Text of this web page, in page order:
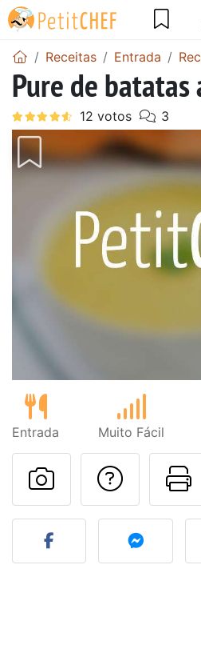
Receitas Entrada
Pure de
Entrada Muito Fácil
Fez esta